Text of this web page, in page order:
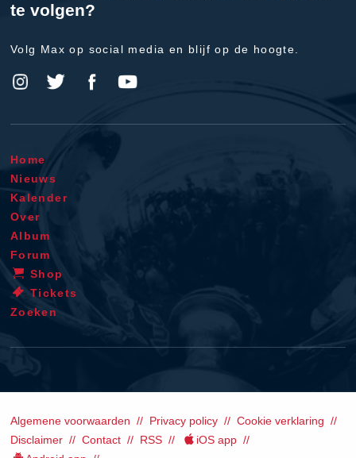
te volgen?
Volg Max op social media en blijf op de hoogte.
Home
Nieuws
Kalender
Over
Album
Forum
Shop
Tickets
Zoeken
Algemene voorwaarden Privacy policy
Cookie verklaring
Disclaimer
Contact RSS
iOS app